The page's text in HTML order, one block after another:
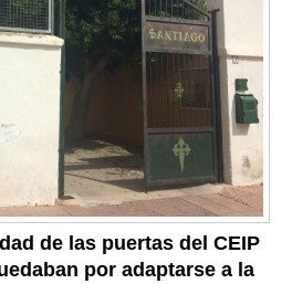
de las puertas del CEIP
por adaptarse a la